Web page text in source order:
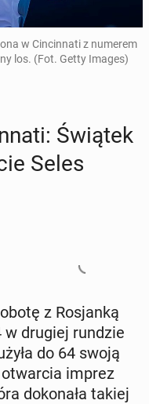
w Cincinnati z numerem
los. (Fot. Getty Images)
Świątek
Seles
z Ro­sjan­ką
w drugiej rundzie
do 64 swoją
imprez
do­ko­na­ła takiej